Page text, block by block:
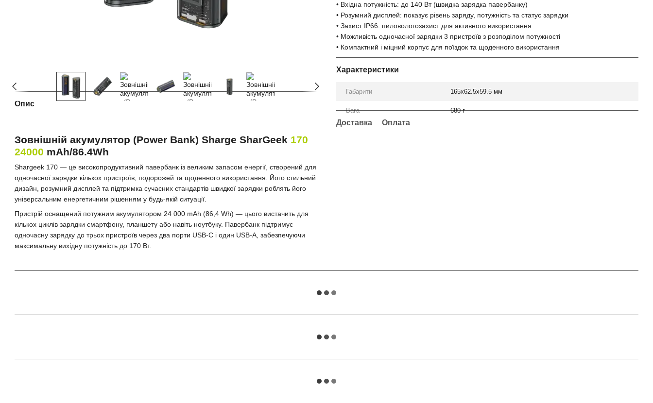
Опис
Зовнішній акумулятор (Power Bank) Sharge SharGeek 170
24000 mAh/86.4Wh
Shargeek 170 — це високопродуктивний павербанк із великим запасом енергії, створений для
одночасної зарядки кількох пристроїв, подорожей та щоденного використання. Його стильний
дизайн, розумний дисплей та підтримка сучасних стандартів швидкої зарядки роблять його
універсальним енергетичним рішенням у будь-якій ситуації.
Пристрій оснащений потужним акумулятором 24 000 mAh (86,4 Wh) — цього вистачить для
кількох циклів зарядки смартфону, планшету або навіть ноутбуку. Павербанк підтримує
одночасну зарядку до трьох пристроїв через два порти USB-C і один USB-A, забезпечуючи
максимальну вихідну потужність до 170 Вт.
• Вхідна потужність: до 140 Вт (швидка зарядка павербанку)
• Розумний дисплей: показує рівень заряду, потужність та статус зарядки
• Захист IP66: пиловологозахист для активного використання
• Можливість одночасної зарядки 3 пристроїв з розподілом потужності
• Компактний і міцний корпус для поїздок та щоденного використання
Характеристики
Габарити 165x62.5x59.5 мм
Вага 680 г
Доставка Оплата